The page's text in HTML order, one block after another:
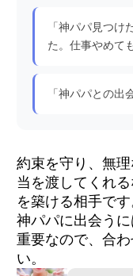
「神パパ見つ
た。仕事やめて
「神パパとの出
約束を守り、無
当を渡してくれ
を築ける相手です
神パパに出会うに
重要なので、合
い。